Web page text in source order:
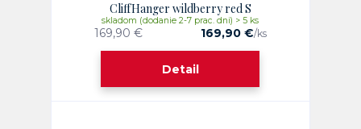
CliffHanger wildberry red S
169,90 € 169,90 €/ks
skladom (dodanie 2-7 prac. dni) > 5 ks
Detail